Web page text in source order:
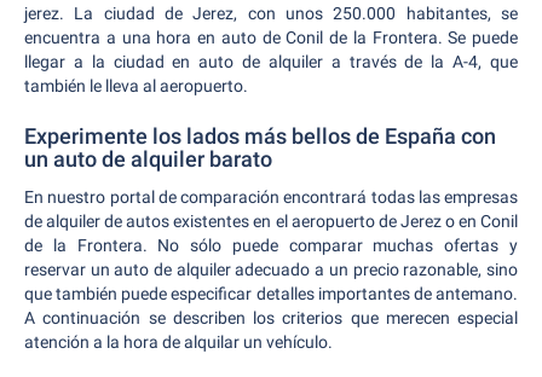
jerez. La ciudad de Jerez, con unos 250.000 habitantes, se
encuentra a una hora en auto de Conil de la Frontera. Se puede
llegar a la ciudad en auto de alquiler a través de la A-4, que
también le lleva al aeropuerto.
Experimente los lados más bellos de España con
un auto de alquiler barato
En nuestro portal de comparación encontrará todas las empresas
de alquiler de autos existentes en el aeropuerto de Jerez o en Conil
de la Frontera. No sólo puede comparar muchas ofertas y
reservar un auto de alquiler adecuado a un precio razonable, sino
que también puede especificar detalles importantes de antemano.
A continuación se describen los criterios que merecen especial
atención a la hora de alquilar un vehículo.